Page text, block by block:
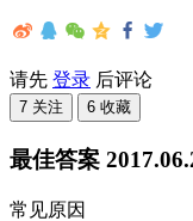
请先 登录 后评论
7 关注 6 收藏
最佳答案
常见原因